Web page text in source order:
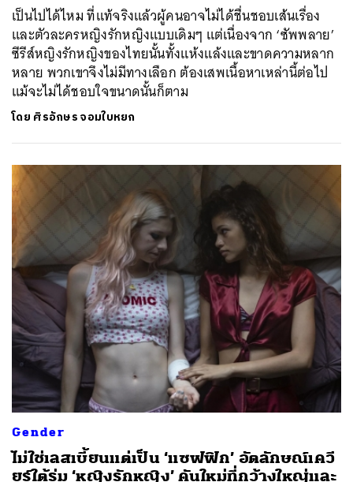
เป็นไปได้ไหม ที่แท้จริงแล้วผู้คนอาจไม่ได้ชื่นชอบเส้นเรื่อง
และตัวละครหญิงรักหญิงแบบเดิมๆ แต่เนื่องจาก ‘ซัพพลาย’
ซีรีส์หญิงรักหญิงของไทยนั้นทั้งแห้งแล้งและขาดความหลาก
หลาย พวกเขาจึงไม่มีทางเลือก ต้องเสพเนื้อหาเหล่านี้ต่อไป
แม้จะไม่ได้ชอบใจขนาดนั้นก็ตาม
โดย ศิรอักษร จอมใบหยก
Gender
ไม่ใช่เลสเบี้ยนแต่เป็น ‘แซฟฟิก’ อัตลักษณ์เควี
ยร์ใต้ร่ม ‘หญิงรักหญิง’ คันใหม่ที่กว้างใหญ่และ